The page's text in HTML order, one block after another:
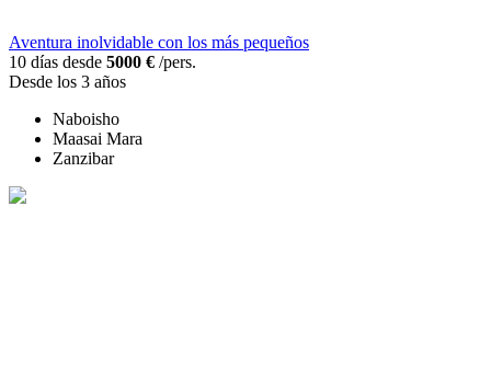
Aventura inolvidable con los más pequeños
10 días desde 5000 € /pers.
Desde los 3 años
Naboisho
Maasai Mara
Zanzibar